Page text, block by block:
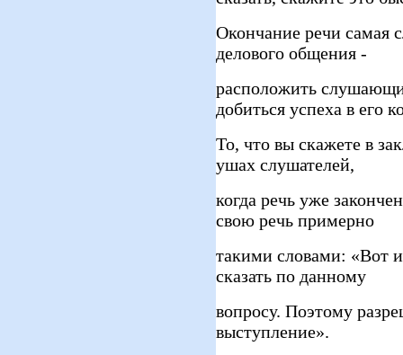
Окончание речи самая
делового общения -
расположить
добиться успеха в его
То, что вы скажете в
ушах слушателей,
когда речь уже
свою речь примерно
такими словами: «Вот
сказать по данному
вопросу. Поэтому
выступление».